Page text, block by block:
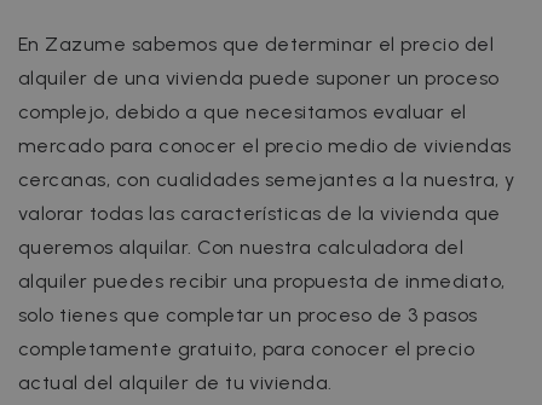
En Zazume sabemos que determinar el precio del
alquiler de una vivienda puede suponer un proceso
complejo, debido a que necesitamos evaluar el
mercado para conocer el precio medio de viviendas
cercanas, con cualidades semejantes a la nuestra, y
valorar todas las características de la vivienda que
queremos alquilar. Con nuestra calculadora del
alquiler puedes recibir una propuesta de inmediato,
solo tienes que completar un proceso de 3 pasos
completamente gratuito, para conocer el precio
actual del alquiler de tu vivienda.